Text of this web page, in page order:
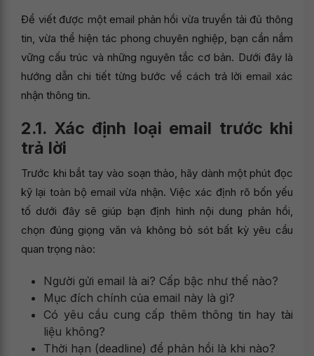
Để viết được một email phản hồi vừa truyền tải đủ thông
tin, vừa thể hiện tác phong chuyên nghiệp, bạn cần nắm
vững cấu trúc và những nguyên tắc cơ bản. Dưới đây là
hướng dẫn chi tiết từng bước về cách trả lời email xác
nhận thông tin.
2.1. Xác định loại email trước khi
trả lời
Trước khi bắt tay vào soạn thảo, hãy dành một phút đọc
kỹ lại toàn bộ email vừa nhận. Việc xác định rõ bốn yếu
tố dưới đây sẽ giúp bạn định hình nội dung phản hồi,
chọn đúng giọng văn và không bỏ sót bất kỳ yêu cầu
quan trọng nào:
Người gửi email là ai? Cấp bậc như thế nào?
Mục đích chính của email này là gì?
Có yêu cầu cung cấp thêm thông tin hay tài
liệu không?
Thời hạn (deadline) để phản hồi là khi nào?